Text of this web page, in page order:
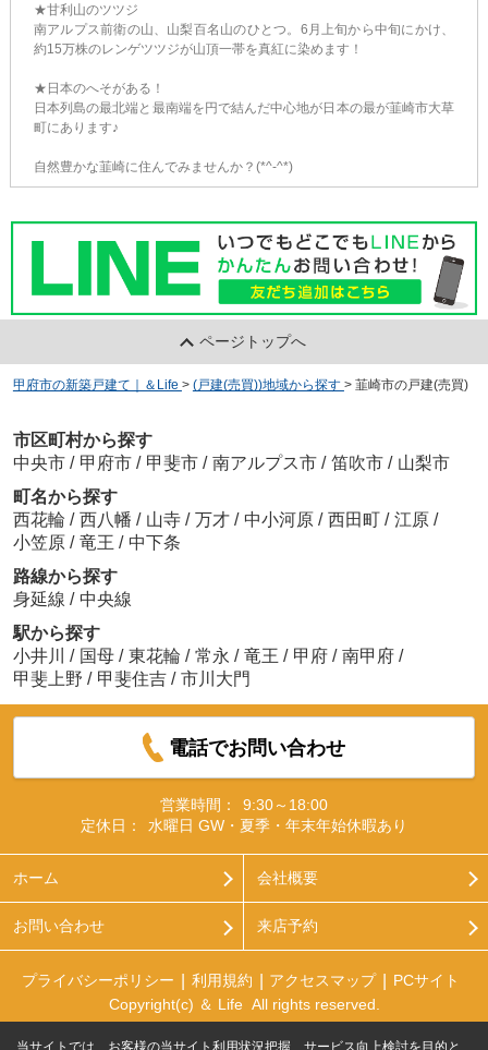
★甘利山のツツジ
南アルプス前衛の山、山梨百名山のひとつ。6月上旬から中旬にかけ、
約15万株のレンゲツツジが山頂一帯を真紅に染めます！
★日本のへそがある！
日本列島の最北端と最南端を円で結んだ中心地が日本の最が韮崎市大草
町にあります♪
自然豊かな韮崎に住んでみませんか？(*^-^*)
ページトップへ
甲府市の新築戸建て｜＆Life > (戸建(売買))地域から探す > 韮崎市の戸建(売買)
市区町村から探す
中央市 / 甲府市 / 甲斐市 / 南アルプス市 / 笛吹市 / 山梨市
町名から探す
西花輪 / 西八幡 / 山寺 / 万才 / 中小河原 / 西田町 / 江原 /
小笠原 / 竜王 / 中下条
路線から探す
身延線 / 中央線
駅から探す
小井川 / 国母 / 東花輪 / 常永 / 竜王 / 甲府 / 南甲府 /
甲斐上野 / 甲斐住吉 / 市川大門
電話でお問い合わせ
営業時間：
9:30～18:00
定休日：
水曜日 GW・夏季・年末年始休暇あり
ホーム 会社概要
お問い合わせ 来店予約
プライバシーポリシー 利用規約 アクセスマップ
PCサイト
Copyright(c) ＆ Life All rights reserved.
当サイトでは、お客様の当サイト利用状況把握、サービス向上検討を目的と